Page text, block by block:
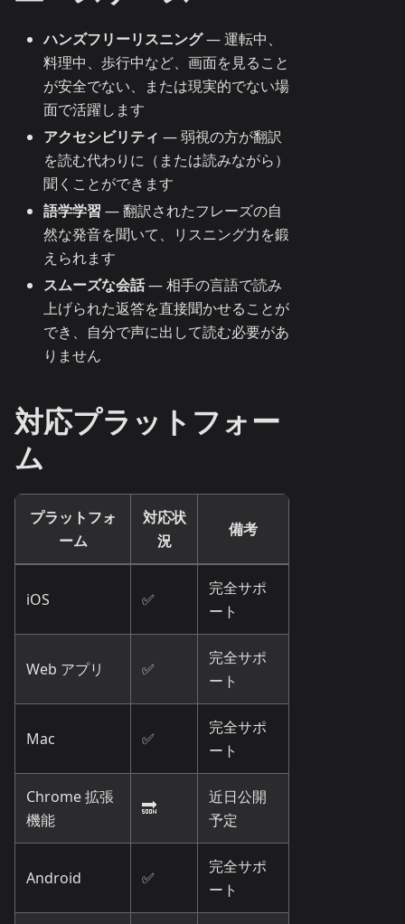
ハンズフリーリスニング— 運転中、
料理中、歩行中など、画面を見ること
が安全でない、または現実的でない場
面で活躍します
アクセシビリティ — 弱視の方が翻訳
を読む代わりに（または読みながら）
聞くことができます
語学学習 — 翻訳されたフレーズの自
然な発音を聞いて、リスニング力を鍛
えられます
スムーズな会話— 相手の言語で読み
上げられた返答を直接聞かせることが
でき、自分で声に出して読む必要があ
りません
対応プラットフォー
ム
プラットフォ
ーム
対応状
況
備考
iOS ✅
完全サポ
ート
Web アプリ ✅
完全サポ
ート
Mac ✅
完全サポ
ート
Chrome 拡張
機能
🔜
近日公開
予定
Android ✅
完全サポ
ート